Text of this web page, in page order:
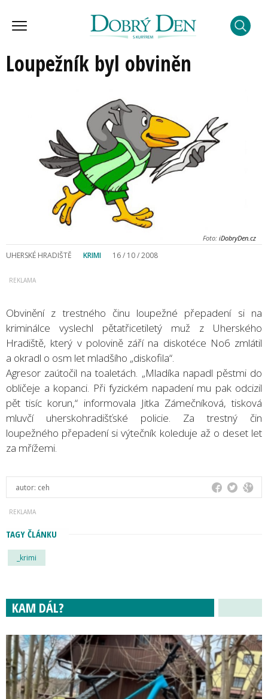
Loupežník byl obviněn
Foto: iDobryDen.cz
UHERSKÉ HRADIŠTĚ KRIMI 16 / 10 / 2008
Obvinění z trestného činu loupežné přepadení si na
kriminálce vyslechl pětatřicetiletý muž z Uherského
Hradiště, který v polovině září na diskotéce No6 zmlátil
a okradl o osm let mladšího „diskofila“.
Agresor zaútočil na toaletách. „Mladíka napadl pěstmi do
obličeje a kopanci. Při fyzickém napadení mu pak odcizil
pět tisíc korun,“ informovala Jitka Zámečníková, tisková
mluvčí uherskohradišťské policie. Za trestný čin
loupežného přepadení si výtečník koleduje až o deset let
za mřížemi.
autor: ceh
TAGY ČLÁNKU
_krimi
KAM DÁL?